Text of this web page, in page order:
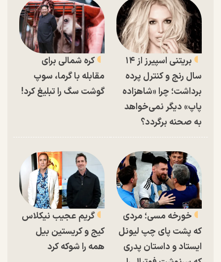
بریتنی اسپیرز از ۱۴
سال رنج و کنترل پرده
برداشت؛ چرا «شاهزاده
پاپ» دیگر نمی‌خواهد
به صحنه برگردد؟
کره شمالی برای
مقابله با گرما، سوپ
گوشت سگ را تبلیغ کرد!
خورخه مسی؛ مردی
که پشت پای چپ لیونل
ایستاد و داستان پدری
گریم عجیب نیکلاس
کیج و کریستین بیل
همه را شوکه کرد